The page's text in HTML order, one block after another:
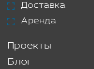
Доставка
Аренда
Проекты
Блог